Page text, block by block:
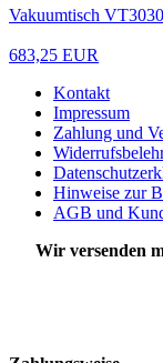
Vakuumtisch
683,25 EUR
Kontakt
Impressum
Zahlung und
Hinweise zur
AGB und
Wir versenden